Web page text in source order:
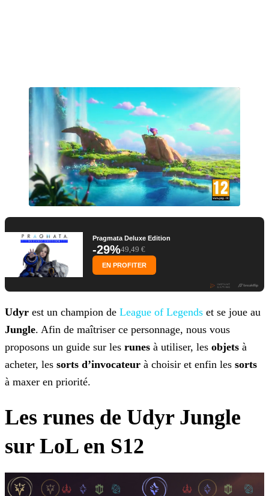
Pragmata Deluxe Edition
-29%49,49 €
EN PROFITER
Udyr est un champion de League of Legends et se joue au
Jungle. Afin de maîtriser ce personnage, nous vous
proposons un guide sur les runes à utiliser, les objets à
acheter, les sorts d’invocateur à choisir et enfin les sorts
à maxer en priorité.
Les runes de Udyr Jungle
sur LoL en S12